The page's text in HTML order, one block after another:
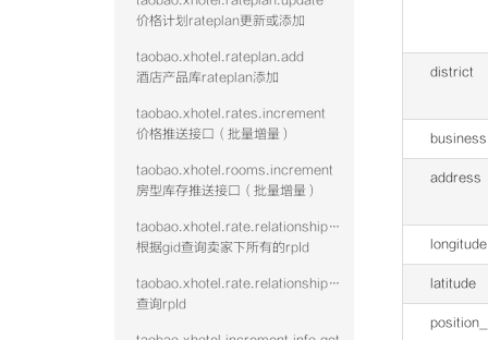
价格计划rateplan更新或添加
taobao.xhotel.rateplan.add
酒店产品库rateplan添加
taobao.xhotel.rates.increment
价格推送接口（批量增量）
taobao.xhotel.rooms.increment
房型库存推送接口（批量增量）
taobao.xhotel.rate.relationshipwithrp.get
根据gid查询卖家下所有的rpId
taobao.xhotel.rate.relationshipwithroom.get
查询rpId
district
business
address
longitude
latitude